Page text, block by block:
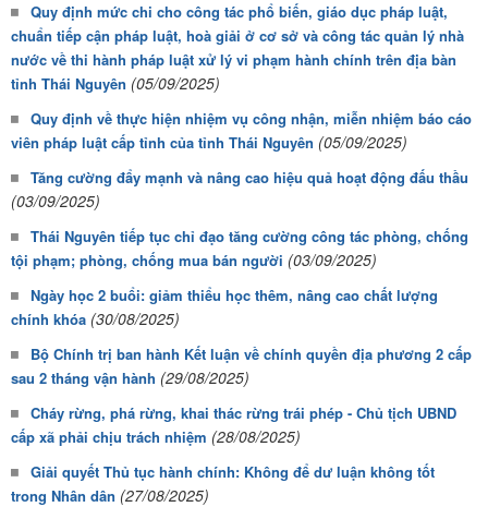
Quy định mức chi cho công tác phổ biến, giáo dục pháp luật,
chuẩn tiếp cận pháp luật, hoà giải ở cơ sở và công tác quản lý nhà
nước về thi hành pháp luật xử lý vi phạm hành chính trên địa bàn
tỉnh Thái Nguyên (05/09/2025)
Quy định về thực hiện nhiệm vụ công nhận, miễn nhiệm báo cáo
viên pháp luật cấp tỉnh của tỉnh Thái Nguyên (05/09/2025)
Tăng cường đẩy mạnh và nâng cao hiệu quả hoạt động đấu thầu
(03/09/2025)
Thái Nguyên tiếp tục chỉ đạo tăng cường công tác phòng, chống
tội phạm; phòng, chống mua bán người (03/09/2025)
Ngày học 2 buổi: giảm thiểu học thêm, nâng cao chất lượng
chính khóa (30/08/2025)
Bộ Chính trị ban hành Kết luận về chính quyền địa phương 2 cấp
sau 2 tháng vận hành (29/08/2025)
Cháy rừng, phá rừng, khai thác rừng trái phép - Chủ tịch UBND
cấp xã phải chịu trách nhiệm (28/08/2025)
Giải quyết Thủ tục hành chính: Không để dư luận không tốt
trong Nhân dân (27/08/2025)